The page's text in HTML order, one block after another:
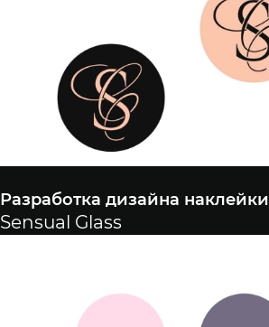
Разработка дизайна наклейки
Sensual Glass